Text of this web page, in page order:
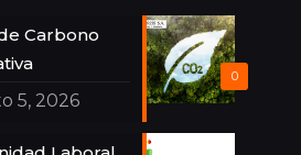
0
Carbono
5, 2026